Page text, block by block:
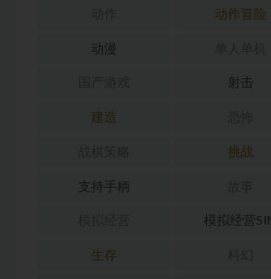
动作冒险
动漫
射击
建造
挑战
支持手柄
模拟经营
生存